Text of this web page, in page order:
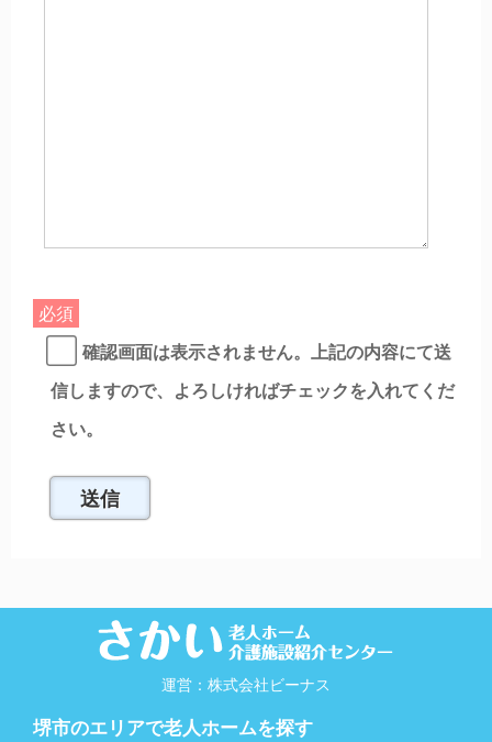
必須
確認画面は表示されません。上記の内容にて送
信しますので、よろしければチェックを入れてくだ
さい。
運営：株式会社ビーナス
堺市のエリアで老人ホームを探す